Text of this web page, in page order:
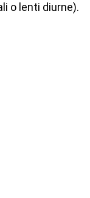
o lenti diurne).